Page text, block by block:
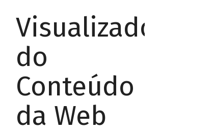
Visualizador
do
Conteúdo
da Web